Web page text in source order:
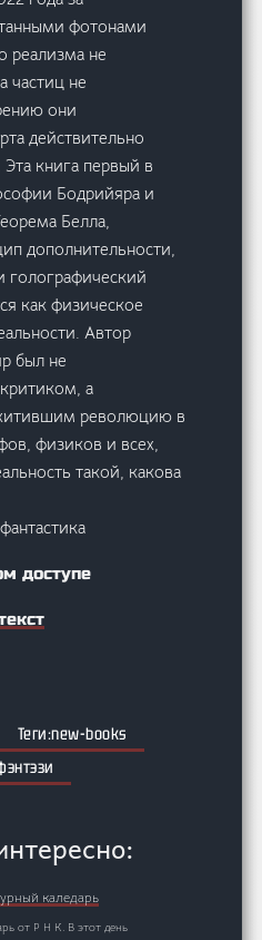
фотонами
реализма не
частиц не
они
действительно
книга первый в
Бодрийяра и
Белла,
дополнительности,
голографический
как физическое
Автор
был не
а
революцию в
физиков и всех,
такой, какова
доступе
new-books
каледарь
от Р Н К. В этот день